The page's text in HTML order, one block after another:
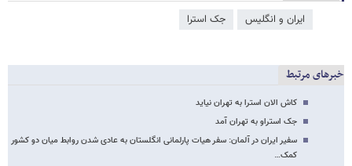
ایران و انگلیس جک استرا
خبرهای مرتبط
کاش الان استرا به تهران نیاید
جک استراو به تهران آمد
سفیر ایران در آلمان: سفر هیات پارلمانی انگلستان به عادی شدن روابط میان دو کشور
کمک…